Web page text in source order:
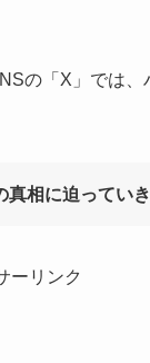
の「X」では
相に迫っていき
ーリンク